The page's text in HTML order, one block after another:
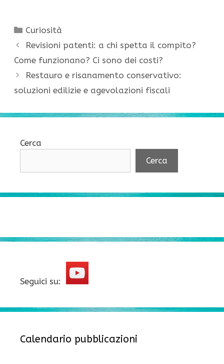
Categorie
Curiosità
Revisioni patenti: a chi spetta il compito?
Come funzionano? Ci sono dei costi?
Restauro e risanamento conservativo:
soluzioni edilizie e agevolazioni fiscali
Cerca
Cerca
Seguici su:
Calendario pubblicazioni